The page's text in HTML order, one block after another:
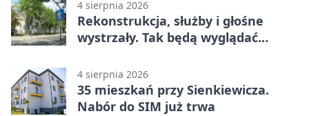
4 sierpnia 2026
Rekonstrukcja, służby i głośne
wystrzały. Tak będą wyglądać
4 sierpnia 2026
35 mieszkań przy Sienkiewicza.
Nabór do SIM już trwa